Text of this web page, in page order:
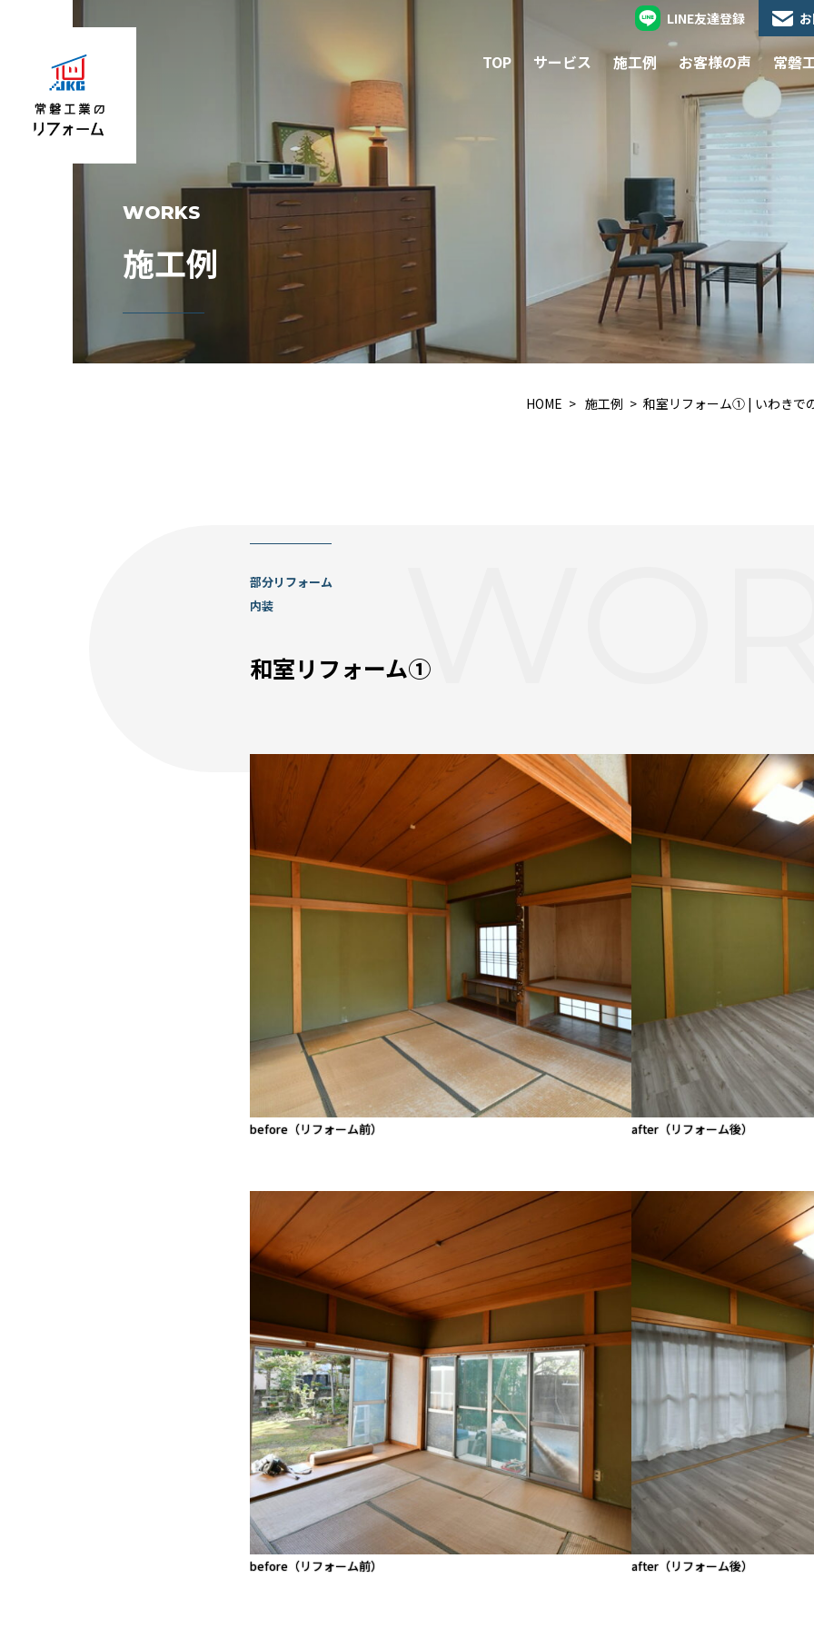
LINE友達登録
TOP サービス 施工例 お客様の声 常磐
WORKS
施工例
HOME 施工例 和室リフォーム① | いわきで
部分リフォーム
内装
和室リフォーム①
before（リフォーム前） after（リフォーム後）
before（リフォーム前） after（リフォーム後）